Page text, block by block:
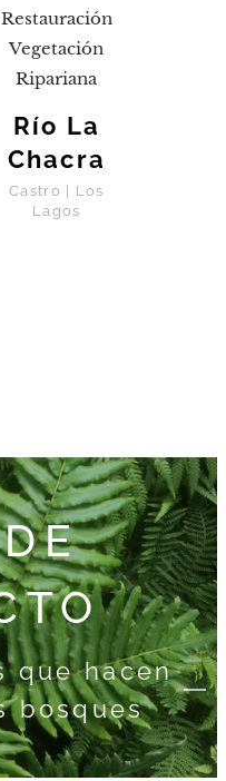
Restauración
Vegetación
Ripariana
Río La
Chacra
Castro | Los
Lagos
que hacen
bosques